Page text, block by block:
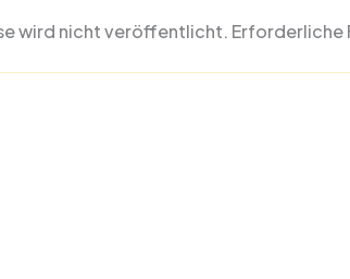
wird nicht veröffentlicht. Erforderliche